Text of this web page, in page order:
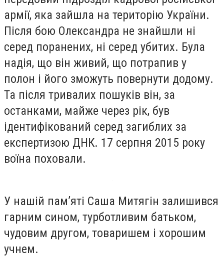
армії, яка зайшла на територію України.
Після бою Олександра не знайшли ні
серед поранених, ні серед убитих. Була
надія, що він живий, що потрапив у
полон і його зможуть повернути додому.
Та після тривалих пошуків він, за
останками, майже через рік, був
ідентифікований серед загиблих за
експертизою ДНК. 17 серпня 2015 року
воїна поховали.
У нашій пам’яті Саша Митягін залишився
гарним сином, турботливим батьком,
чудовим другом, товаришем і хорошим
учнем.